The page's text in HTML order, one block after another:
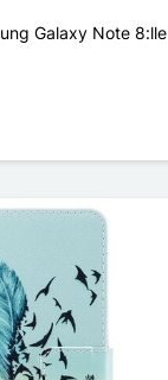
Galaxy Note 8:lle